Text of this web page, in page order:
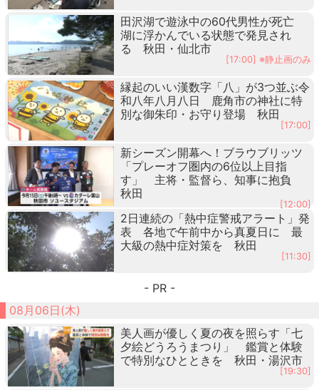
田沢湖で遊泳中の60代男性が死亡
湖に浮かんでいる状態で発見され
る 秋田・仙北市
[17:00] ※静止画のみ
縁起のいい漢数字「八」が3つ並ぶ令
和八年八月八日 鹿角市の神社に特
別な御朱印・お守り登場 秋田
[17:00]
新シーズン開幕へ！ブラウブリッツ
「プレーオフ圏内の6位以上目指
す」 主将・監督ら、知事に抱負
秋田
[12:00]
2日連続の「熱中症警戒アラート」発
表 各地で午前中から真夏日に 最
大級の熱中症対策を 秋田
[11:30]
- PR -
08月06日(木)
美人画が優しく夏の夜を照らす「七
夕絵どうろうまつり」 鑑賞と体験
で特別なひとときを 秋田・湯沢市
[19:30]